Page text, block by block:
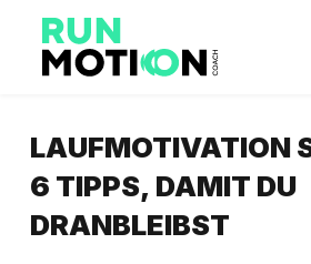
LAUFMOTIVATION
6 TIPPS, DAMIT DU
DRANBLEIBST